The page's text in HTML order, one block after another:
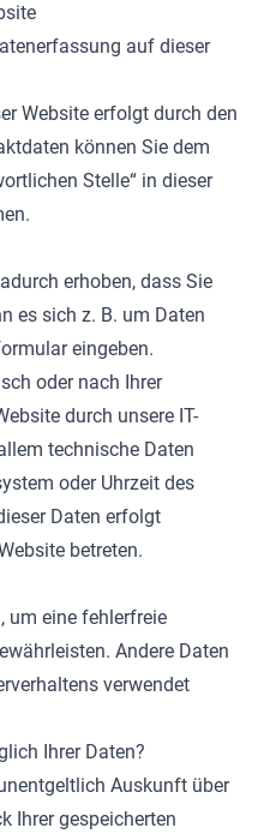
auf dieser
Website erfolgt durch den
können Sie dem
Stelle“ in dieser
erhoben, dass Sie
es sich z. B. um Daten
eingeben.
oder nach Ihrer
durch unsere IT-
technische Daten
oder Uhrzeit des
Daten erfolgt
betreten.
um eine fehlerfreie
Andere Daten
verwendet
Ihrer Daten?
Auskunft über
Ihrer gespeicherten